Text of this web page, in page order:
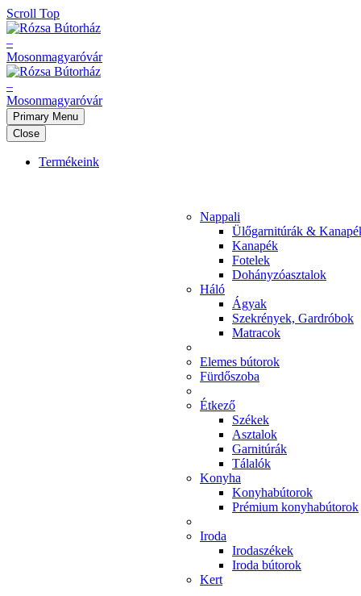
Scroll Top
Primary Menu
Close
Termékeink
Nappali
Ülőgarnitúrák &
Kanapék
Fotelek
Dohányzóasztalok
Háló
Ágyak
Szekrények, Gardróbok
Matracok
Elemes bútorok
Fürdőszoba
Étkező
Székek
Asztalok
Garnitúrák
Tálalók
Konyha
Konyhabútorok
Prémium konyhabútorok
Iroda
Irodaszékek
Iroda bútorok
Kert